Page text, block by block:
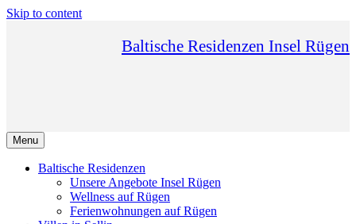
Skip to content
Baltische Residenzen Insel Rügen
Menu
Baltische Residenzen
Unsere Angebote Insel Rügen
Wellness auf Rügen
Ferienwohnungen auf Rügen